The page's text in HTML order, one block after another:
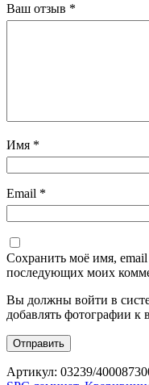
Ваш отзыв *
Имя *
Email *
Сохранить моё имя, email
последующих моих
Вы должны войти в
добавлять фотографии к
Артикул: 03239/